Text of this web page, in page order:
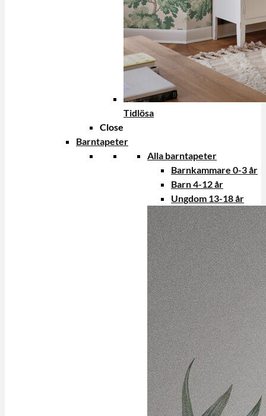
Tidlösa
Close
Barntapeter
Alla barntapeter
Barnkammare 0-3 år
Barn 4-12 år
Ungdom 13-18 år